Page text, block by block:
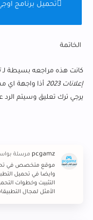
الخاتمة
كانت هذه مراجعه بسيطة لـ
إعلانات 2023
أذا واجهة اي
يرجي ترك تعليق وسيتم